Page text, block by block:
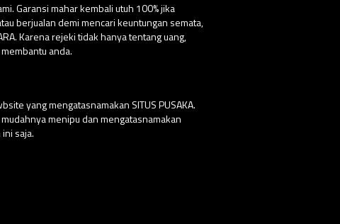
Garansi mahar kembali utuh 100% jika
berjualan demi mencari keuntungan semata,
Karena rejeki tidak hanya tentang uang,
anda.
yang mengatasnamakan SITUS PUSAKA.
menipu dan mengatasnamakan
saja.